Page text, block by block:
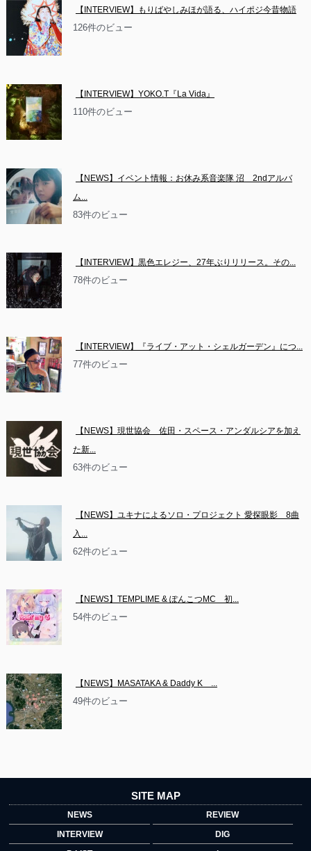
【INTERVIEW】もりばやしみほが語る、ハイポジ今昔物語
126件のビュー
【INTERVIEW】YOKO.T『La Vida』
110件のビュー
【NEWS】イベント情報：お休み系音楽隊 沼　2ndアルバ
ム...
83件のビュー
【INTERVIEW】黒色エレジー、27年ぶりリリース。その...
78件のビュー
【INTERVIEW】『ライブ・アット・シェルガーデン』につ...
77件のビュー
【NEWS】現世協会　佐田・スペース・アンダルシアを加え
た新...
63件のビュー
【NEWS】ユキナによるソロ・プロジェクト 愛探眼影　8曲
入...
62件のビュー
【NEWS】TEMPLIME & ぽんこつMC　初...
54件のビュー
【NEWS】MASATAKA & Daddy K　...
49件のビュー
SITE MAP
NEWS
REVIEW
INTERVIEW
DIG